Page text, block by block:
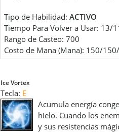
Tipo de Habilidad: ACTIVO
Tiempo Para Volver a Usar: 13/
Rango de Casteo: 700
Costo de Mana (Mana): 150/
Ice Vortex
Tecla: E
Acumula energía
hielo. Cuando los
y sus resistencias